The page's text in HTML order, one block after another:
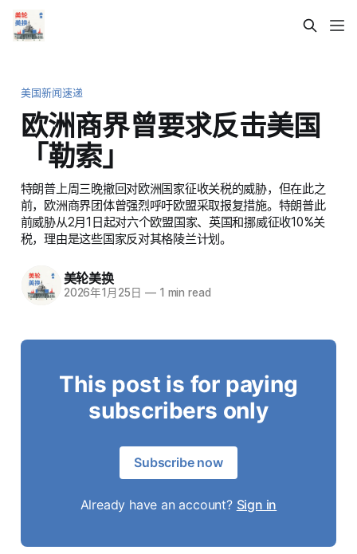
美国新闻速递
欧洲商界曾要求反击美国
「勒索」
特朗普上周三晚撤回对欧洲国家征收关税的威胁，但在此之
前，欧洲商界团体曾强烈呼吁欧盟采取报复措施。特朗普此
前威胁从2月1日起对六个欧盟国家、英国和挪威征收10%关
税，理由是这些国家反对其格陵兰计划。
美轮美换
2026年1月25日 —1 min read
This post is for paying
subscribers only
Subscribe now
Already have an account? Sign in